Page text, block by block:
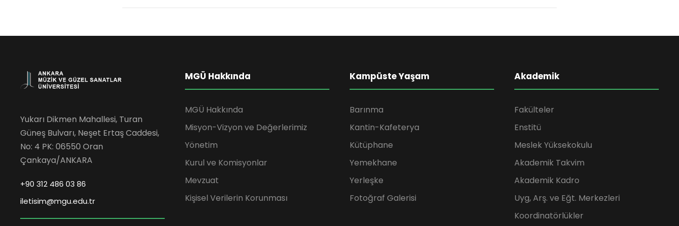
Yukarı Dikmen Mahallesi, Turan
Güneş Bulvarı, Neşet Ertaş Caddesi,
No: 4 PK: 06550 Oran
Çankaya/ANKARA
+90 312 486 03 86
iletisim@mgu.edu.tr
MGÜ Hakkında
MGÜ Hakkında
Misyon-Vizyon ve Değerlerimiz
Yönetim
Kurul ve Komisyonlar
Mevzuat
Kişisel Verilerin Korunması
Kampüste Yaşam
Barınma
Kantin-Kafeterya
Kütüphane
Yemekhane
Yerleşke
Fotoğraf Galerisi
Akademik
Fakülteler
Enstitü
Meslek Yüksekokulu
Akademik Takvim
Akademik Kadro
Uyg, Arş. ve Eğt. Merkezleri
Koordinatörlükler